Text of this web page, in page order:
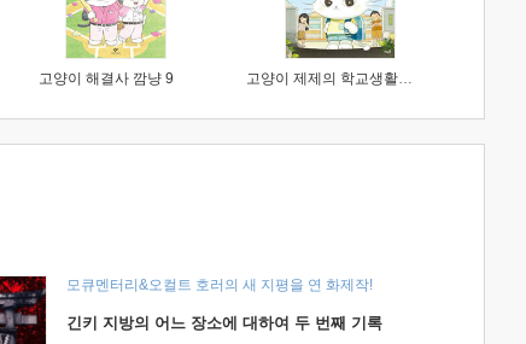
고양이 해결사 깜냥 9 고양이 제제의 학교생활 1 : 초등학생이 이렇게 힘들 줄이야
모큐멘터리&오컬트 호러의 새 지평을 연 화제작!
긴키 지방의 어느 장소에 대하여 두 번째 기록